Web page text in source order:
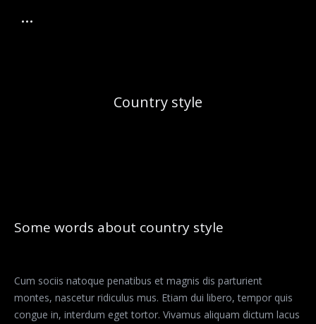
Country style
Some words about country style
Cum sociis natoque penatibus et magnis dis parturient
montes, nascetur ridiculus mus. Etiam dui libero, tempor quis
congue in, interdum eget tortor. Vivamus aliquam dictum lacus